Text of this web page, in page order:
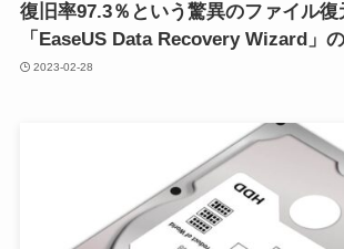
復旧率97.3％という驚異のファイル復
「EaseUS Data Recovery Wizard」
2023-02-28